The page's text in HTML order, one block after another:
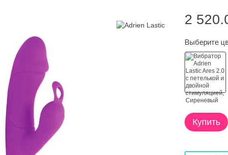
2
Выберите
Купить